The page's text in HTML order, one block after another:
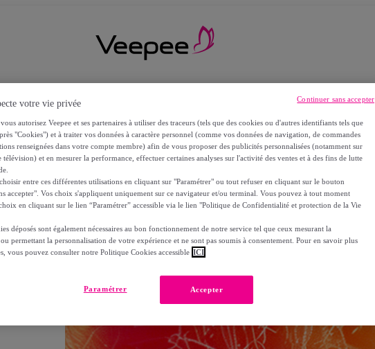
votre vie privée
autorisez Veepee et ses partenaires à utiliser des traceurs (tels que des cookies ou d'autres identifiants tels que
"Cookies") et à traiter vos données à caractère personnel (comme vos données de navigation, de commandes
renseignées dans votre compte membre) afin de vous proposer des publicités personnalisées (notamment sur
télévision) et en mesurer la performance, effectuer certaines analyses sur l'activité des ventes et à des fins de lutte
entre ces différentes utilisations en cliquant sur "Paramétrer" ou tout refuser en cliquant sur le bouton
accepter". Vos choix s'appliquent uniquement sur ce navigateur et/ou terminal. Vous pouvez à tout moment
en cliquant sur le lien “Paramétrer” accessible via le lien "Politique de Confidentialité et protection de la Vie
déposés sont également nécessaires au bon fonctionnement de notre service tel que ceux mesurant la
permettant la personnalisation de votre expérience et ne sont pas soumis à consentement. Pour en savoir plus
vous pouvez consulter notre Politique Cookies accessible ICI
Accepter
Paramétrer
Continuer sans accepter